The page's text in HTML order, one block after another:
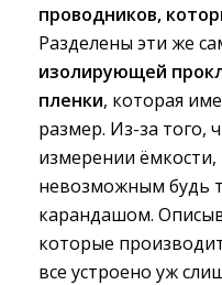
проводников,
Разделены эти же
изолирующей
пленки, которая
размер. Из-за того,
измерении ёмкости,
невозможным будь
карандашом.
которые
все устроено уж